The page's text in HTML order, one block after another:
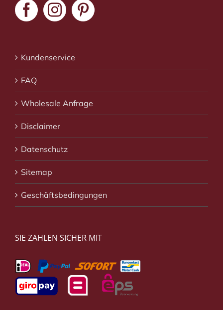
Kundenservice
FAQ
Wholesale Anfrage
Disclaimer
Datenschutz
Sitemap
Geschäftsbedingungen
SIE ZAHLEN SICHER MIT